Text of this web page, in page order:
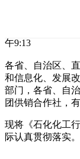
午9:13
各省、自治区、
和信息化、发展
部门，各省、自
团供销合作社，
现将《石化化工
际认真贯彻落实。